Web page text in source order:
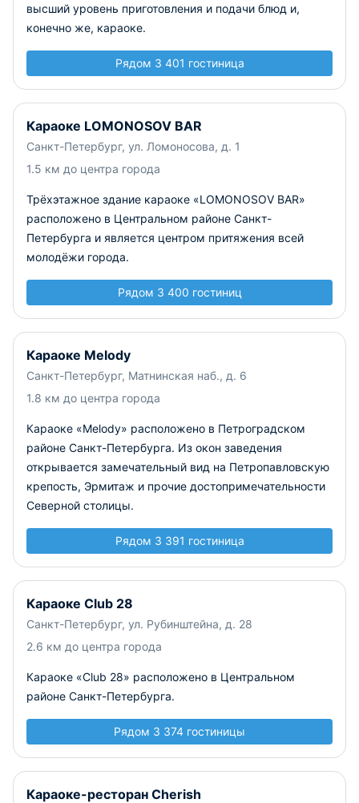
высший уровень приготовления и подачи блюд и,
конечно же, караоке.
Рядом 3 401 гостиница
Караоке LOMONOSOV BAR
Санкт-Петербург, ул. Ломоносова, д. 1
1.5 км до центра города
Трёхэтажное здание караоке «LOMONOSOV BAR»
расположено в Центральном районе Санкт-
Петербурга и является центром притяжения всей
молодёжи города.
Рядом 3 400 гостиниц
Караоке Melody
Санкт-Петербург, Матнинская наб., д. 6
1.8 км до центра города
Караоке «Melody» расположено в Петроградском
районе Санкт-Петербурга. Из окон заведения
открывается замечательный вид на Петропавловскую
крепость, Эрмитаж и прочие достопримечательности
Северной столицы.
Рядом 3 391 гостиница
Караоке Club 28
Санкт-Петербург, ул. Рубинштейна, д. 28
2.6 км до центра города
Караоке «Club 28» расположено в Центральном
районе Санкт-Петербурга.
Рядом 3 374 гостиницы
Караоке-ресторан Cherish